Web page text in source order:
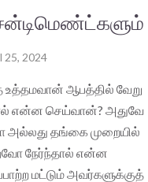
25, 2024
உத்தமவான் ஆபத்தில் வேறு
என்ன செய்வான்? அதுவே
தங்கை முறையில்
நேர்ந்தால் என்ன
மட்டும் அவர்களுக்குத்